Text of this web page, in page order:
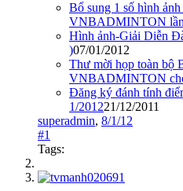
Bổ sung 1 số hình
VNBADMINTON
Hình ảnh-Giải Diễn
)07/01/2012
Thư mời họp toàn bộ
VNBADMINTON
Đăng ký đánh tính
1/201221/12/2011
superadmin, 8/1/12
#1
Tags: